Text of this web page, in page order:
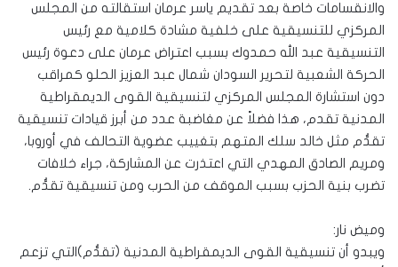
والانقسامات خاصة بعد تقديم ياسر عرمان استقالته من المجلس
المركزي للتنسيقية على خلفية مشادة كلامية مع رئيس
التنسيقية عبد الله حمدوك بسبب اعتراض عرمان على دعوة رئيس
الحركة الشعبية لتحرير السودان شمال عبد العزيز الحلو كمراقب
دون استشارة المجلس المركزي لتنسيقية القوى الديمقراطية
المدنية تقدم، هذا فضلاً عن مغاضبة عدد من أبرز قيادات تنسيقية
تقدُّم مثل خالد سلك المتهم بتغييب عضوية التحالف في أوروبا،
ومريم الصادق المهدي التي اعتذرت عن المشاركة، جراء خلافات
تضرب بنية الحزب بسبب الموقف من الحرب ومن تنسيقية تقدُّم.
وميض نار:
ويبدو أن تنسيقية القوى الديمقراطية المدنية (تقدُّم)التي تزعم